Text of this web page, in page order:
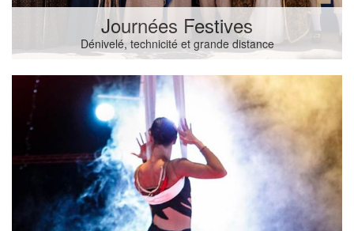
Journées Festives
Dénivelé, technicité et grande distance